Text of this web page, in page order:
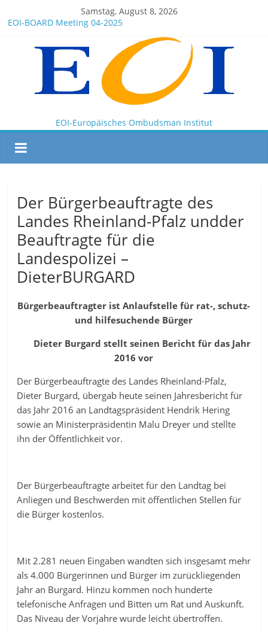
Samstag, August 8, 2026
EOI-BOARD Meeting 04-2025
News for members of the EOI
EOI – General ASSEMBLY 2025 10 28
President Milkov participated in the Doha Conference on
Artificial Intelligence and Human Rights
EOI-Europäisches Ombudsman Institut
Der Bürgerbeauftragte des
Landes Rheinland-Pfalz undder
Beauftragte für die
Landespolizei –
DieterBURGARD
Bürgerbeauftragter ist Anlaufstelle für rat-, schutz-
und hilfesuchende Bürger
Dieter Burgard stellt seinen Bericht für das Jahr
2016 vor
Der Bürgerbeauftragte des Landes Rheinland-Pfalz,
Dieter Burgard, übergab heute seinen Jahresbericht für
das Jahr 2016 an Landtagspräsident Hendrik Hering
sowie an Ministerpräsidentin Malu Dreyer und stellte
ihn der Öffentlichkeit vor.
Der Bürgerbeauftragte arbeitet für den Landtag bei
Anliegen und Beschwerden mit öffentlichen Stellen für
die Bürger kostenlos.
Mit 2.281 neuen Eingaben wandten sich insgesamt mehr
als 4.000 Bürgerinnen und Bürger im zurückliegenden
Jahr an Burgard. Hinzu kommen noch hunderte
telefonische Anfragen und Bitten um Rat und Auskunft.
Das Niveau der Vorjahre wurde leicht übertroffen.